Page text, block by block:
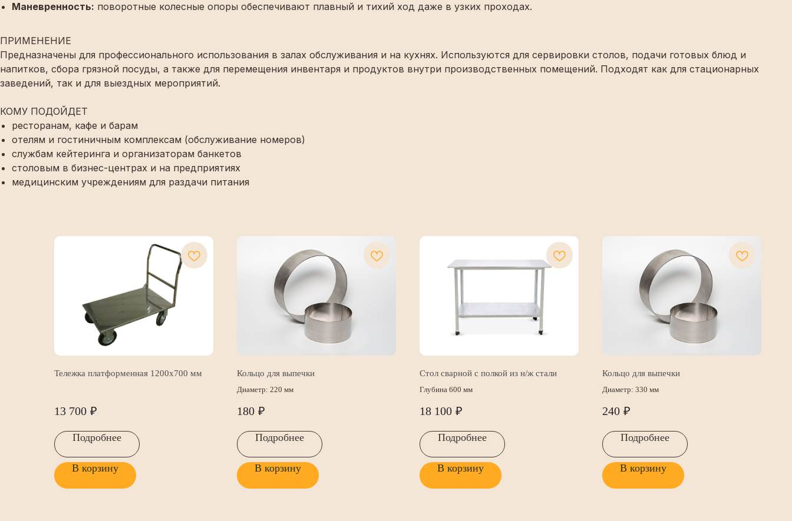
Маневренность: поворотные колесные опоры обеспечивают плавный и тихий ход даже в узких проходах.
ПРИМЕНЕНИЕ
Предназначены для профессионального использования в залах обслуживания и на кухнях. Используются для сервировки столов, подачи готовых блюд и
напитков, сбора грязной посуды, а также для перемещения инвентаря и продуктов внутри производственных помещений. Подходят как для стационарных
заведений, так и для выездных мероприятий.
КОМУ ПОДОЙДЕТ
ресторанам, кафе и барам
отелям и гостиничным комплексам (обслуживание номеров)
службам кейтеринга и организаторам банкетов
столовым в бизнес-центрах и на предприятиях
медицинским учреждениям для раздачи питания
Тележка платформенная 1200х700 мм
13 700 ₽
Подробнее
В корзину
Кольцо для выпечки
Диаметр: 220 мм
180 ₽
Подробнее
В корзину
Стол сварной с полкой из н/ж стали
Глубина 600 мм
18 100 ₽
Подробнее
В корзину
Кольцо для выпечки
Диаметр: 330 мм
240 ₽
Подробнее
В корзину